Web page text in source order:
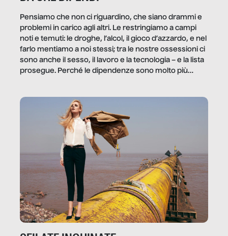
Pensiamo che non ci riguardino, che siano drammi e
problemi in carico agli altri. Le restringiamo a campi
noti e temuti: le droghe, l’alcol, il gioco d’azzardo, e nel
farlo mentiamo a noi stessi; tra le nostre ossessioni ci
sono anche il sesso, il lavoro e la tecnologia – e la lista
prosegue. Perché le dipendenze sono molto più
trae un guadagno. In questo reportage vediamo
quale e come.